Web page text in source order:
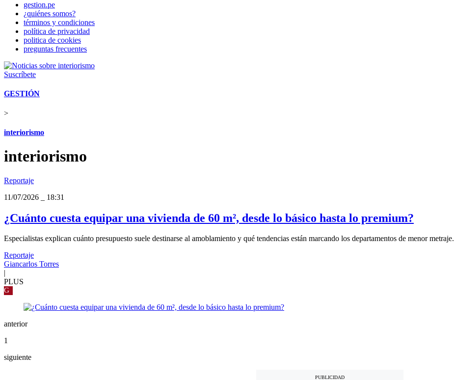
gestion.pe
¿quiénes somos?
términos y condiciones
política de privacidad
politica de cookies
preguntas frecuentes
Suscríbete
GESTIÓN
>
interiorismo
interiorismo
Reportaje
11/07/2026
18:31
¿Cuánto cuesta equipar una vivienda de 60 m², desde lo básico hasta lo premium?
Especialistas explican cuánto presupuesto suele destinarse al amoblamiento y qué tendencias están marcando los departamentos de menor metraje.
Reportaje
Giancarlos Torres
PLUS
G
anterior
1
siguiente